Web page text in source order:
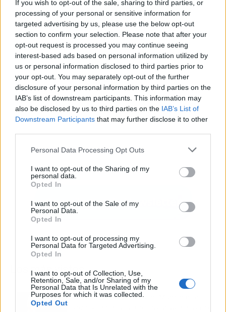
If you wish to opt-out of the sale, sharing to third parties, or
processing of your personal or sensitive information for
targeted advertising by us, please use the below opt-out
section to confirm your selection. Please note that after your
opt-out request is processed you may continue seeing
interest-based ads based on personal information utilized by
us or personal information disclosed to third parties prior to
your opt-out. You may separately opt-out of the further
disclosure of your personal information by third parties on the
IAB’s list of downstream participants. This information may
also be disclosed by us to third parties on the IAB’s List of
Downstream Participants that may further disclose it to other
Personal Data Processing Opt Outs
I want to opt-out of the Sharing of my
personal data.
Opted In
I want to opt-out of the Sale of my
Personal Data.
Opted In
I want to opt-out of processing my
Personal Data for Targeted Advertising.
Opted In
I want to opt-out of Collection, Use,
Retention, Sale, and/or Sharing of my
Personal Data that Is Unrelated with the
Purposes for which it was collected.
Opted Out
Publicidad
Los más vistos
Tom Jones demuestra en Madrid que su